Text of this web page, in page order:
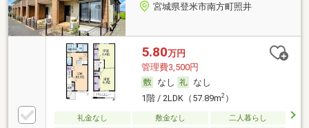
宮城県登米市南方町照井
5.80万円
管理費3,500円
なし
なし
1階 / 2LDK（57.89m2）
礼金なし 敷金なし
二人暮らし